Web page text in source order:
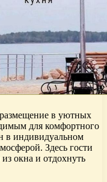
в уютных
для комфортного
в индивидуальном
Здесь гости
окна и отдохнуть